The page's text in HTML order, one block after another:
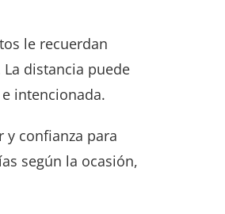
le recuerdan
distancia puede
intencionada.
y confianza para
según la ocasión,